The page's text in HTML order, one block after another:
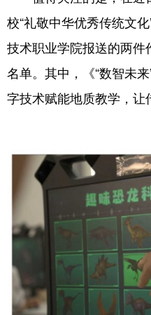
校“礼敬中华优秀传统文
技术职业学院报送的两
名单。其中，《“数智未
字技术赋能地质教学，让